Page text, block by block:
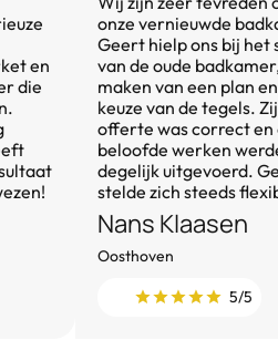
en
die
onze vernieuwde
Geert hielp ons bij het
van de oude
maken van een plan
keuze van de tegels.
offerte was correct en
beloofde werken
degelijk uitgevoerd.
stelde zich steeds
Nans Klaasen
Oosthoven
5/5